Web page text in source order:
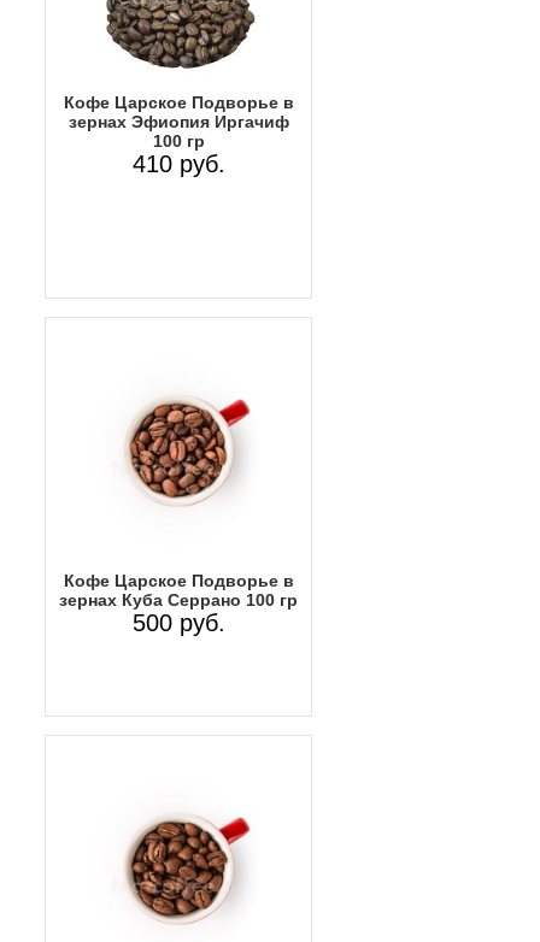
Кофе Царское Подворье в
зернах Эфиопия Иргачиф
100 гр
410 руб.
Кофе Царское Подворье в
зернах Куба Серрано 100 гр
500 руб.